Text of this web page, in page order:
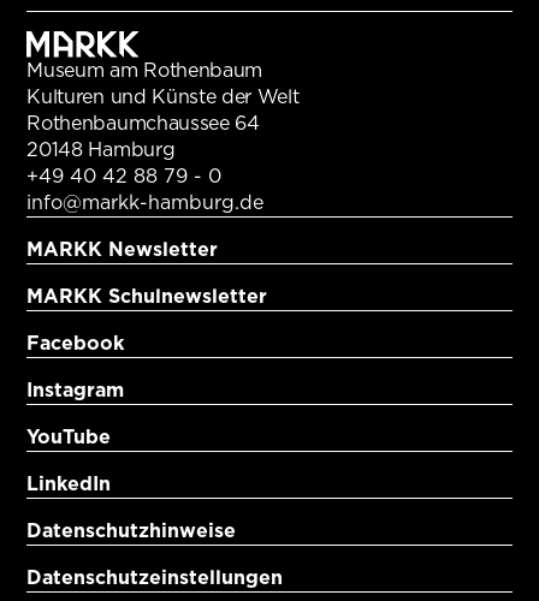
Museum am Rothenbaum
Kulturen und Künste der Welt
Rothenbaumchaussee 64
20148 Hamburg
+49 40 42 88 79 - 0
info@markk-hamburg.de
MARKK Newsletter
MARKK Schulnewsletter
Facebook
Instagram
YouTube
LinkedIn
Datenschutzhinweise
Datenschutzeinstellungen